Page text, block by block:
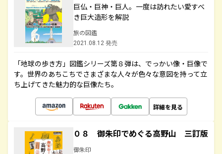
巨仏・巨神・巨人。一度は訪れたい愛すべ
き巨大造形を解説
旅の図鑑
2021.08.12 発売
「地球の歩き方」図鑑シリーズ第８弾は、でっかい像・巨像で
す。世界のあちこちでさまざまな人々が色々な意図を持って立
ち上げてきた魅力的な巨像たち。
詳細を見る
０８ 御朱印でめぐる高野山 三訂版
御朱印